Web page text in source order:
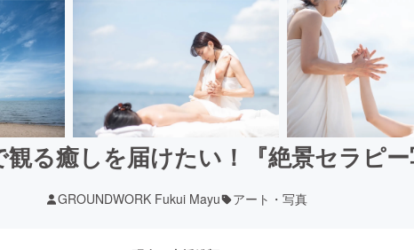
る癒しを届けたい！『絶景セラピー
GROUNDWORK Fukui Mayu アート・写真